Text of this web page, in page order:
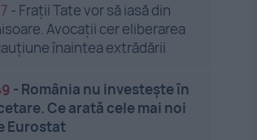
- Frații Tate vor să iasă din
Avocații cer eliberarea
înaintea extrădării
- România nu investește în
Ce arată cele mai noi
Eurostat